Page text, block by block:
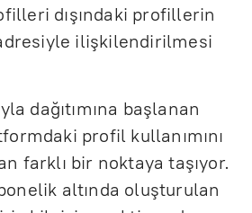
dışındaki profillerin
ilişkilendirilmesi
dağıtımına başlanan
profil kullanımını
farklı bir noktaya taşıyor.
altında oluşturulan